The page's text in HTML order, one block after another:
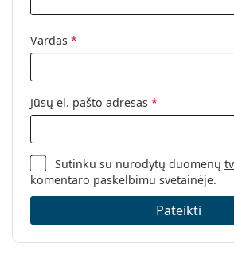
Vardas *
Jūsų el. pašto adresas *
Sutinku su nurodytų duomenų
komentaro paskelbimu svetainėje.
Pateikti